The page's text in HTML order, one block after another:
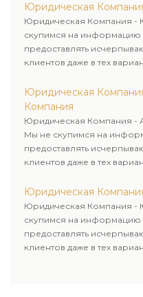
Юридическая
Юридическая Компания -
скупимся на информацию
предоставлять
клиентов даже в тех
пользовались
Юридическая
Компания
Юридическая Компания -
Мы не скупимся на
предоставлять
клиентов даже в тех
пользовались
Юридическая
Юридическая Компания -
скупимся на информацию
предоставлять
клиентов даже в тех
пользовались